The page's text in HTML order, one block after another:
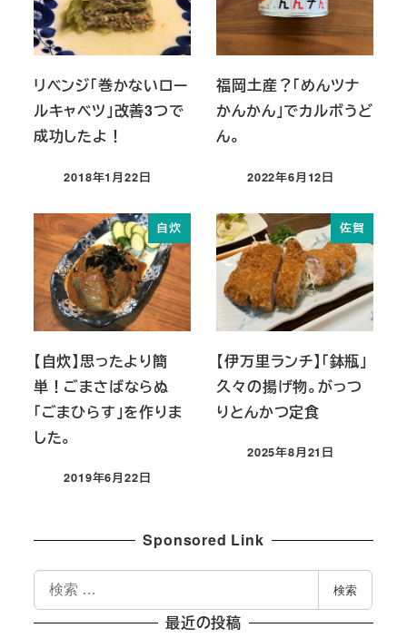
リベンジ「巻かないロー
ルキャベツ」改善3つで
成功したよ！
投稿日
2018年1月22日
福岡土産？「めんツナ
かんかん」でカルボうど
ん。
投稿日
2022年6月12日
自炊
【自炊】思ったより簡
単！ごまさばならぬ
「ごまひらす」を作りま
した。
投稿日
2019年6月22日
佐賀
【伊万里ランチ】「鉢瓶」
久々の揚げ物。がっつ
りとんかつ定食
投稿日
2025年8月21日
Sponsored Link
索
検索
最近の投稿